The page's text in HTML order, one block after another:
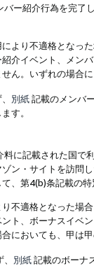
バー紹介行為を完了
より不適格となっ
介イベント、メン
ん。いずれの場合
別紙記載のメンバ
す。
料に記載された国で
ン・サイトを訪問
、第4(b)条記載の
不適格となった場
ト、ボーナスイベ
においても、甲は
別紙記載のボーナ